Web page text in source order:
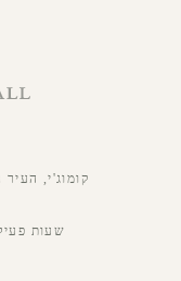
〒900-0015 1-1-1
שעות פעילות: 10:00-23:00 *משתנה